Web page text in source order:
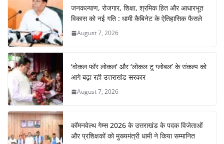
जनकल्याण, रोजगार, शिक्षा, श्रमिक हित और आधारभूत
विकास को नई गति : धामी कैबिनेट के ऐतिहासिक फैसले
August 7, 2026
‘वोकल फॉर लोकल’ और ‘लोकल टू ग्लोबल’ के संकल्प को
आगे बढ़ा रही उत्तराखंड सरकार
August 7, 2026
कॉमनवेल्थ गेम्स 2026 के उत्तराखंड के पदक विजेताओं
और प्रशिक्षकों को मुख्यमंत्री धामी ने किया सम्मानित